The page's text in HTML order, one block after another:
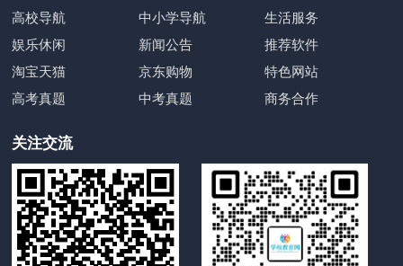
高校导航
中小学导航
生活服务
娱乐休闲
新闻公告
推荐软件
淘宝天猫
京东购物
特色网站
高考真题
中考真题 商务合作
关注交流